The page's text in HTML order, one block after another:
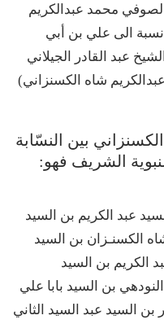
الصوفي محمد عبدالكريم
نسبة الى علي بن أبي
عبد القادر الجيلاني
شاه الكسنزاني)
بين النسّابة
الشريف فهو:
عبد الكريم بن السيد
الكسنـزان بن السيد
الكريم بن السيد
بن السيد بابا علي
بن السيد عبد السيد الثاني